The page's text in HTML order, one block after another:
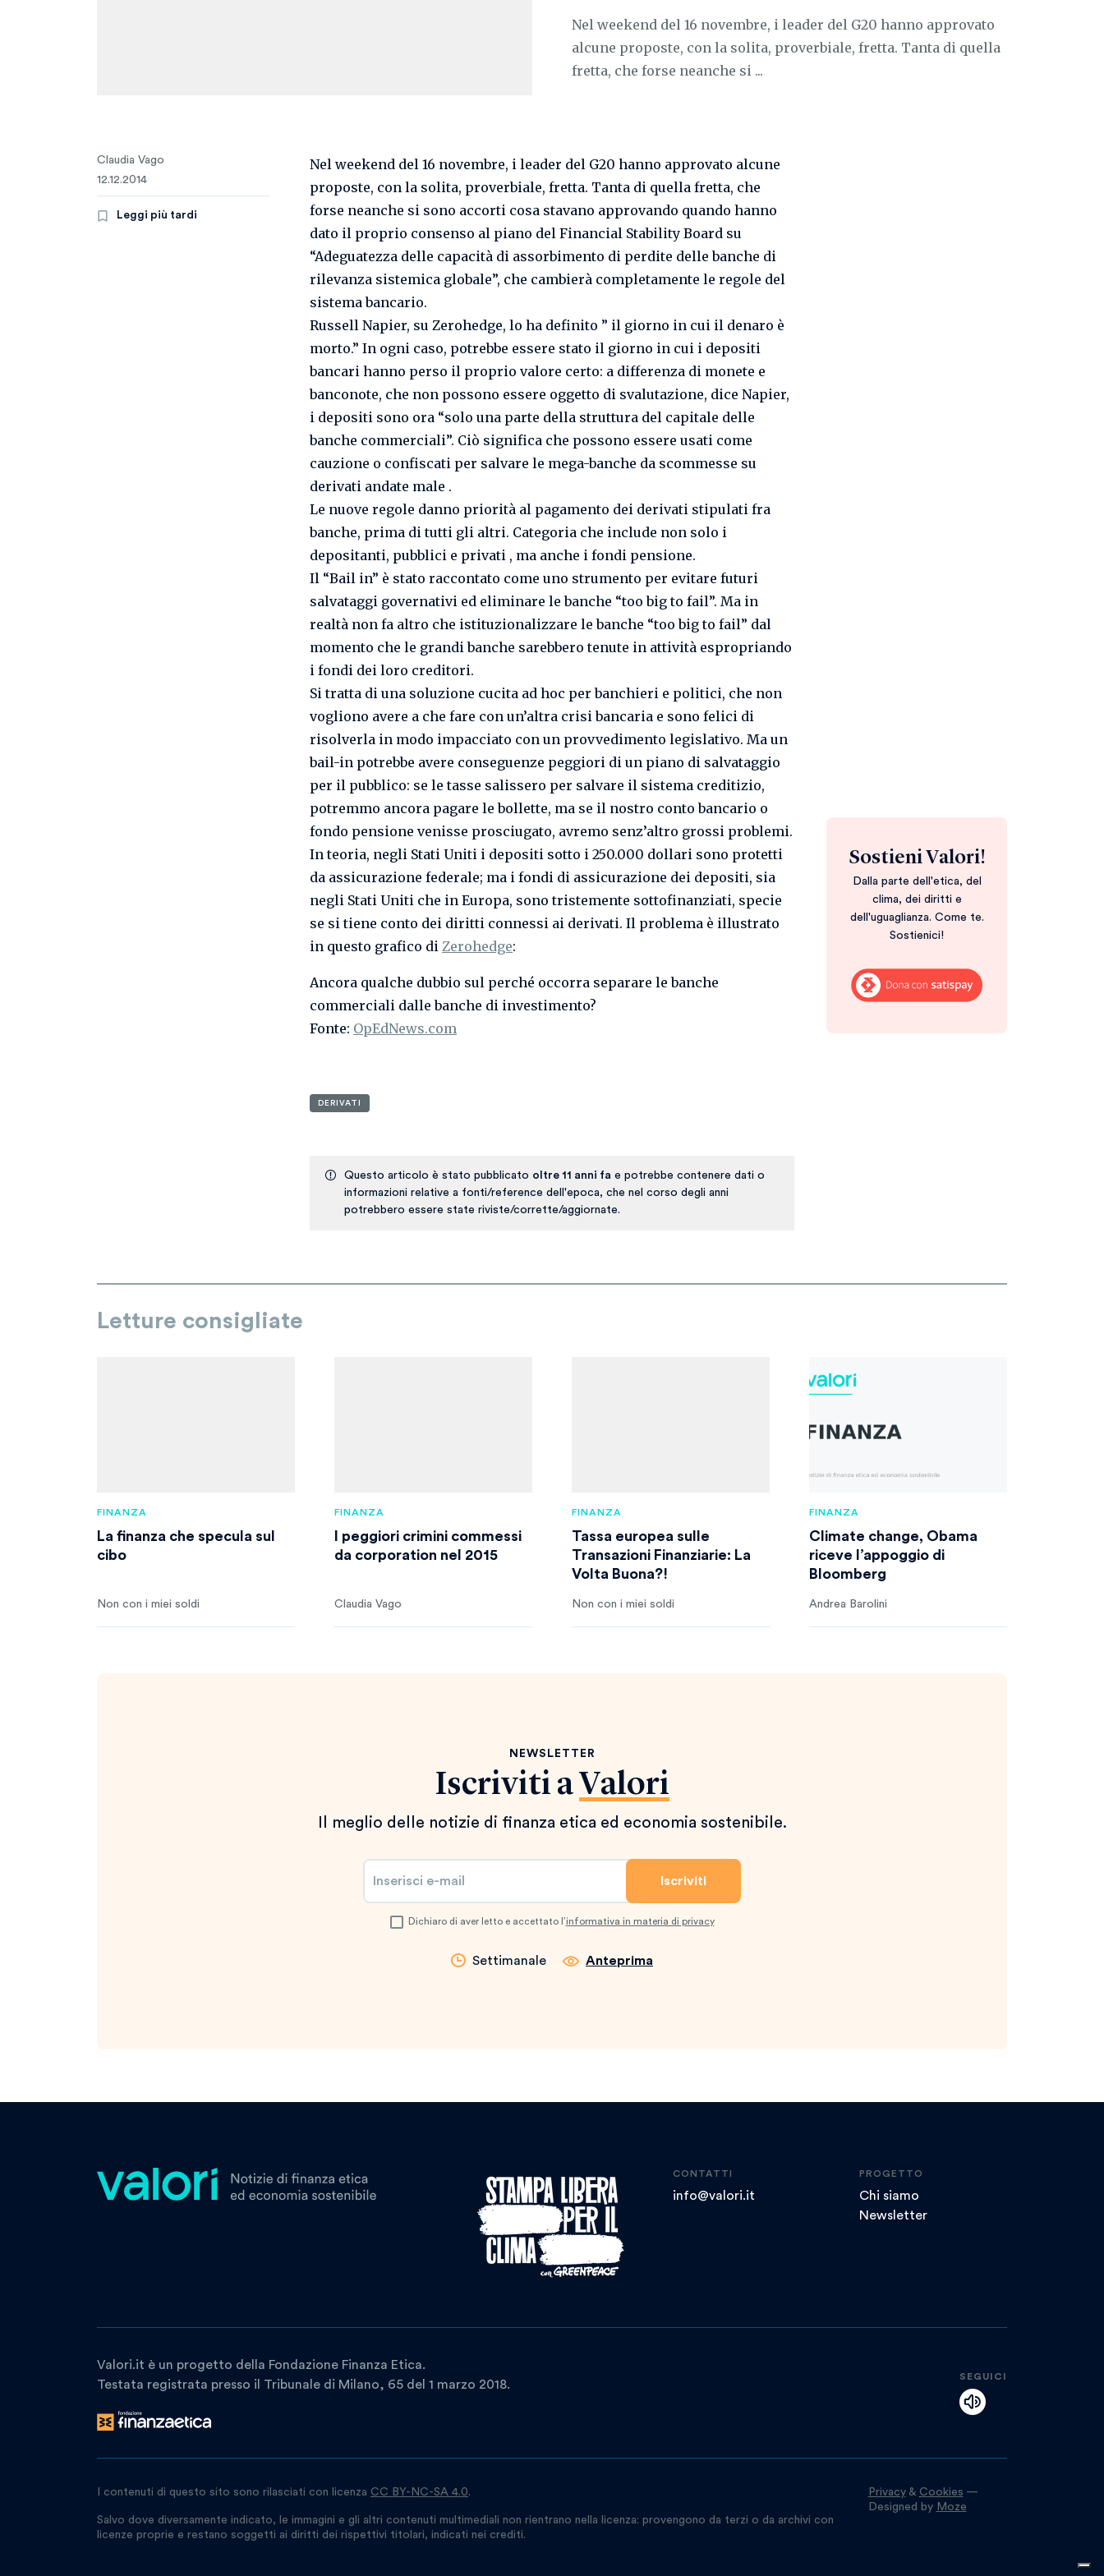
Nel weekend del 16 novembre, i leader del G20 hanno approvato
alcune proposte, con la solita, proverbiale, fretta. Tanta di quella
fretta, che forse neanche si ...
Claudia Vago
12.12.2014
Leggi più tardi
Nel weekend del 16 novembre, i leader del G20 hanno approvato alcune
proposte, con la solita, proverbiale, fretta. Tanta di quella fretta, che
forse neanche si sono accorti cosa stavano approvando quando hanno
dato il proprio consenso al piano del Financial Stability Board su
“Adeguatezza delle capacità di assorbimento di perdite delle banche di
rilevanza sistemica globale”, che cambierà completamente le regole del
sistema bancario.
Russell Napier, su Zerohedge, lo ha definito ” il giorno in cui il denaro è
morto.” In ogni caso, potrebbe essere stato il giorno in cui i depositi
bancari hanno perso il proprio valore certo: a differenza di monete e
banconote, che non possono essere oggetto di svalutazione, dice Napier,
i depositi sono ora “solo una parte della struttura del capitale delle
banche commerciali”. Ciò significa che possono essere usati come
cauzione o confiscati per salvare le mega-banche da scommesse su
derivati ​​andate male .
Le nuove regole danno priorità al pagamento dei derivati ​​stipulati fra
banche, prima di tutti gli altri. Categoria che include non solo i
depositanti, pubblici e privati ​, ma anche i fondi pensione.
Il “Bail in” è stato raccontato come uno strumento per evitare futuri
salvataggi governativi ed eliminare le banche “too big to fail”. Ma in
realtà non fa altro che istituzionalizzare le banche “too big to fail” dal
momento che le grandi banche sarebbero tenute in attività espropriando
i fondi dei loro creditori.
Si tratta di una soluzione cucita ad hoc per banchieri e politici, che non
vogliono avere a che fare con un’altra crisi bancaria e sono felici di
risolverla in modo impacciato con un provvedimento legislativo. Ma un
bail-in potrebbe avere conseguenze peggiori di un piano di salvataggio
per il pubblico: se le tasse salissero per salvare il sistema creditizio,
potremmo ancora pagare le bollette, ma se il nostro conto bancario o
fondo pensione venisse prosciugato, avremo senz’altro grossi problemi.
In teoria, negli Stati Uniti i depositi sotto i 250.000 dollari sono protetti
da assicurazione federale; ma i fondi di assicurazione dei depositi, sia
negli Stati Uniti che in Europa, sono tristemente sottofinanziati, specie
se si tiene conto dei diritti connessi ai derivati. Il problema è illustrato
in questo grafico di Zerohedge:
Ancora qualche dubbio sul perché occorra separare le banche
commerciali dalle banche di investimento?
Fonte: OpEdNews.com
DERIVATI
Questo articolo è stato pubblicato oltre 11 anni fa e potrebbe contenere dati o
informazioni relative a fonti/reference dell'epoca, che nel corso degli anni
potrebbero essere state riviste/corrette/aggiornate.
Sostieni Valori!
Dalla parte dell'etica, del
clima, dei diritti e
dell'uguaglianza. Come te.
Sostienici!
Letture consigliate
FINANZA
La finanza che specula sul
cibo
Non con i miei soldi
FINANZA
I peggiori crimini commessi
da corporation nel 2015
Claudia Vago
FINANZA
Tassa europea sulle
Transazioni Finanziarie: La
Volta Buona?!
Non con i miei soldi
FINANZA
Climate change, Obama
riceve l’appoggio di
Bloomberg
Andrea Barolini
NEWSLETTER
Iscriviti a Valori
Il meglio delle notizie di finanza etica ed economia sostenibile.
Dichiaro di aver letto e accettato l’informativa in materia di privacy
Settimanale Anteprima
CONTATTI
info@valori.it
PROGETTO
Chi siamo
Newsletter
Valori.it è un progetto della Fondazione Finanza Etica.
Testata registrata presso il Tribunale di Milano, 65 del 1 marzo 2018.
SEGUICI
I contenuti di questo sito sono rilasciati con licenza CC BY-NC-SA 4.0.
Salvo dove diversamente indicato, le immagini e gli altri contenuti multimediali non rientrano nella licenza: provengono da terzi o da archivi con
licenze proprie e restano soggetti ai diritti dei rispettivi titolari, indicati nei crediti.
Privacy& Cookies —
Designed by Moze